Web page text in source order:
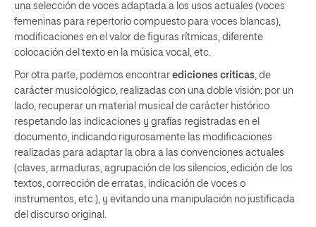
una selección de voces adaptada a los usos actuales (voces
femeninas para repertorio compuesto para voces blancas),
modificaciones en el valor de figuras rítmicas, diferente
colocación del texto en la música vocal, etc.
Por otra parte, podemos encontrar ediciones críticas, de
carácter musicológico, realizadas con una doble visión: por un
lado, recuperar un material musical de carácter histórico
respetando las indicaciones y grafías registradas en el
documento, indicando rigurosamente las modificaciones
realizadas para adaptar la obra a las convenciones actuales
(claves, armaduras, agrupación de los silencios, edición de los
textos, corrección de erratas, indicación de voces o
instrumentos, etc.), y evitando una manipulación no justificada
del discurso original.